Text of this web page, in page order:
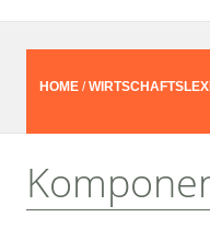
HOME /